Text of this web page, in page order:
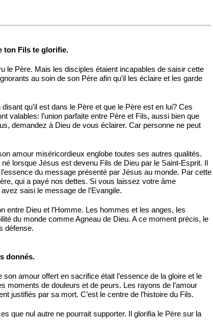
ton Fils te glorifie.
le Père. Mais les disciples étaient incapables de saisir cette
au soin de son Père afin qu’il les éclaire et les garde
qu’il est dans le Père et que le Père est en lui? Ces
l’union parfaite entre Père et Fils, aussi bien que
demandez à Dieu de vous éclairer. Car personne ne peut
amour miséricordieux englobe toutes ses autres qualités.
lorsque Jésus est devenu Fils de Dieu par le Saint-Esprit. Il
du message présenté par Jésus au monde. Par cette
qui a payé nos dettes. Si vous laissez votre âme
saisi le message de l’Evangile.
entre Dieu et l’Homme. Les hommes et les anges, les
du monde comme Agneau de Dieu. A ce moment précis, le
défense.
donnés.
amour offert en sacrifice était l’essence de la gloire et le
de douleurs et de peurs. Les rayons de l’amour
justifiés par sa mort. C’est le centre de l’histoire du Fils.
que nul autre ne pourrait supporter. Il glorifia le Père sur la